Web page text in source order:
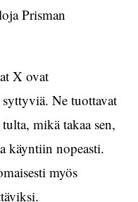
Prisman
X ovat
Ne tuottavat
mikä takaa sen,
käyntiin nopeasti.
myös